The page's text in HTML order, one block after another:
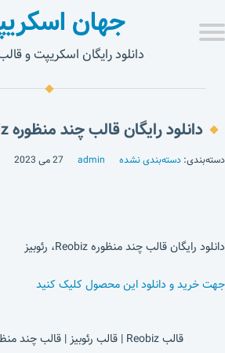
جهان
دانلود رایگان اسکریپت و
دانلود رایگان قالب چند منظوره Reobiz، رئوبیز
دسته‌بندی: دسته‌بندی نشده admin 27 می 2023
دانلود رایگان قالب چند منظوره Reobiz، رئوبیز
جهت خرید و دانلود این محصول کلیک کنید
قالب Reobiz | قالب رئوبیز | قالب چند منظوره شرکتی Reobiz